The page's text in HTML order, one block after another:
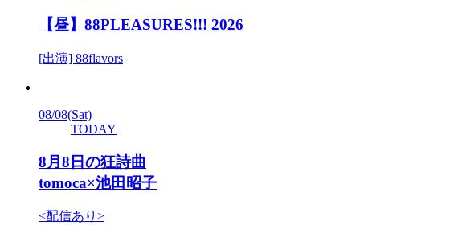
【昼】88PLEASURES!!! 2026
[出演] 88flavors
08/08(Sat)
TODAY
8月8日の狂詩曲
tomoca×池田昭子
<配信あり>